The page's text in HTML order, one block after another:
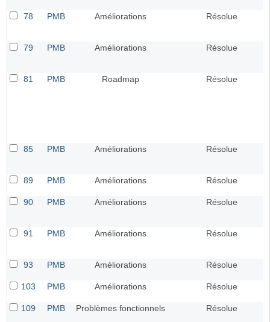
78 PMB Améliorations Résolue
79 PMB Améliorations Résolue
81 PMB Roadmap Résolue
85 PMB Améliorations Résolue
89 PMB Améliorations Résolue
90 PMB Améliorations Résolue
91 PMB Améliorations Résolue
93 PMB Améliorations Résolue
103 PMB Améliorations Résolue
109 PMB Problèmes fonctionnels Résolue